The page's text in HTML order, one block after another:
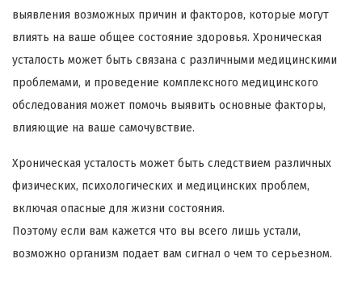
выявления возможных причин и факторов, которые могут
влиять на ваше общее состояние здоровья. Хроническая
усталость может быть связана с различными медицинскими
проблемами, и проведение комплексного медицинского
обследования может помочь выявить основные факторы,
влияющие на ваше самочувствие.
Хроническая усталость может быть следствием различных
физических, психологических и медицинских проблем,
включая опасные для жизни состояния.
Поэтому если вам кажется что вы всего лишь устали,
возможно организм подает вам сигнал о чем то серьезном.